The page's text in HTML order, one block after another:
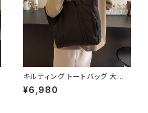
キルティング トートバッグ 大容
量 肩掛けバッグ レディース バッ
グ シンプル 無地 カジュアル 韓
¥6,980